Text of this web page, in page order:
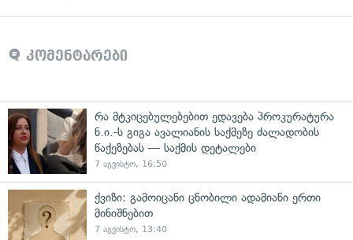
კომენტარები
რა მტკიცებულებებით ედავება პროკურატურა
ნ.ი.-ს გიგა ავალიანის საქმეზე ძალადობის
წაქეზებას — საქმის დეტალები
7 აგვისტო, 16:50
ქვიზი: გამოიცანი ცნობილი ადამიანი ერთი
მინიშნებით
7 აგვისტო, 13:40